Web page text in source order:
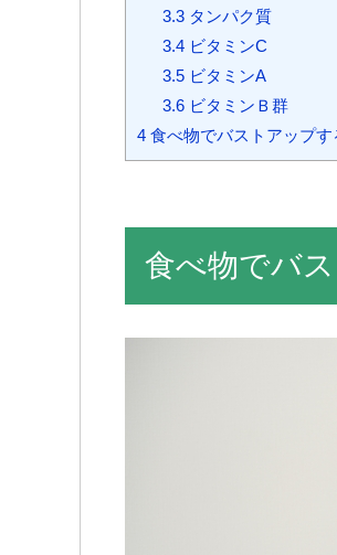
3.3タンパク質
3.4ビタミンC
3.5ビタミンA
3.6ビタミンＢ群
4 食べ物でバストアップ
食べ物でバ